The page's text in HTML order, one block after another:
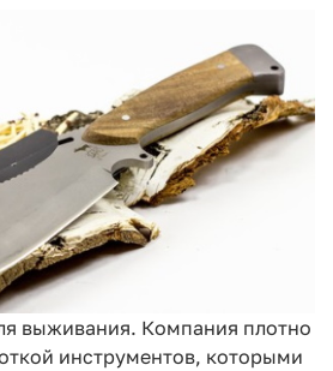
выживания. Компания плотно
инструментов, которыми